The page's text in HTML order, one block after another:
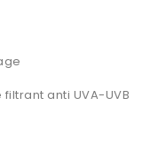
anti UVA-UVB